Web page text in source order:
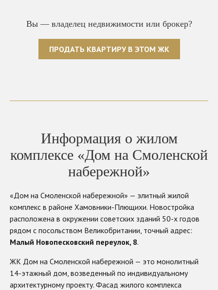
Вы — владелец недвижимости или брокер?
ПРОДАТЬ КВАРТИРУ В ЭТОМ ЖК
Информация о жилом
комплексе «Дом на Смоленской
набережной»
«Дом на Смоленской набережной» — элитный жилой
комплекс в районе Хамовники-Плющихи. Новостройка
расположена в окружении советских зданий 50-х годов
рядом с посольством Великобритании, точный адрес:
Малый Новопесковский переулок, 8.
ЖК Дом на Смоленской набережной — это монолитный
14-этажный дом, возведенный по индивидуальному
архитектурному проекту. Фасад жилого комплекса